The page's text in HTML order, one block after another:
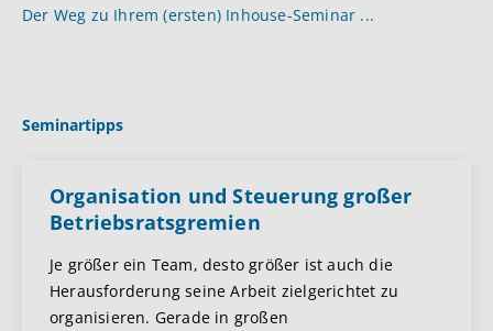
Der Weg zu Ihrem (ersten) Inhouse-Seminar ...
Seminartipps
Organisation und Steuerung großer
Betriebsratsgremien
Je größer ein Team, desto größer ist auch die
Herausforderung seine Arbeit zielgerichtet zu
organisieren. Gerade in großen